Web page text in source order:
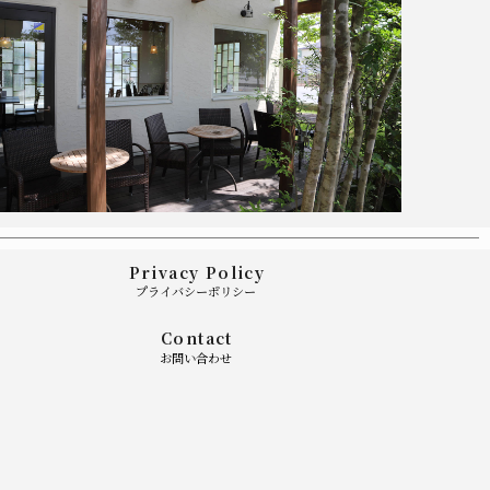
Privacy Policy
プライバシーポリシー
Contact
お問い合わせ